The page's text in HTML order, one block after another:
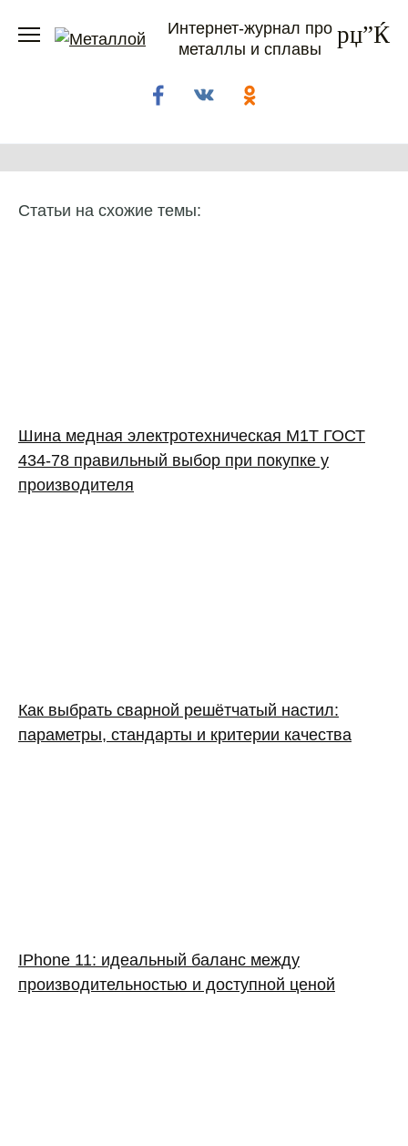
Интернет-журнал про
металлы и сплавы
Статьи на схожие темы:
Шина медная электротехническая М1Т ГОСТ
434-78 правильный выбор при покупке у
производителя
Как выбрать сварной решётчатый настил:
параметры, стандарты и критерии качества
IPhone 11: идеальный баланс между
производительностью и доступной ценой